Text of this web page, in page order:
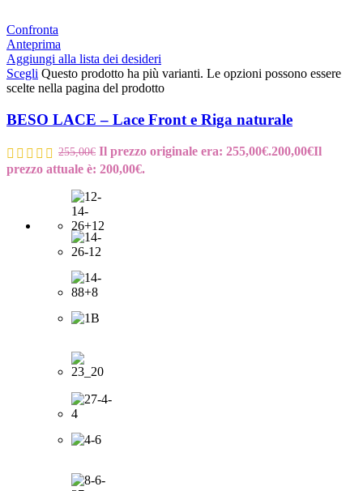
Confronta
Anteprima
Aggiungi alla lista dei desideri
Scegli Questo prodotto ha più varianti. Le opzioni possono essere
scelte nella pagina del prodotto
BESO LACE – Lace Front e Riga naturale
255,00€ Il prezzo originale era: 255,00€.200,00€Il
prezzo attuale è: 200,00€.